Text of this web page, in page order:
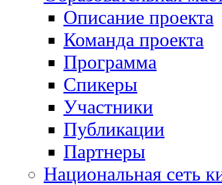
Описание проекта
Команда проекта
Программа
Спикеры
Участники
Публикации
Партнеры
Национальная сеть